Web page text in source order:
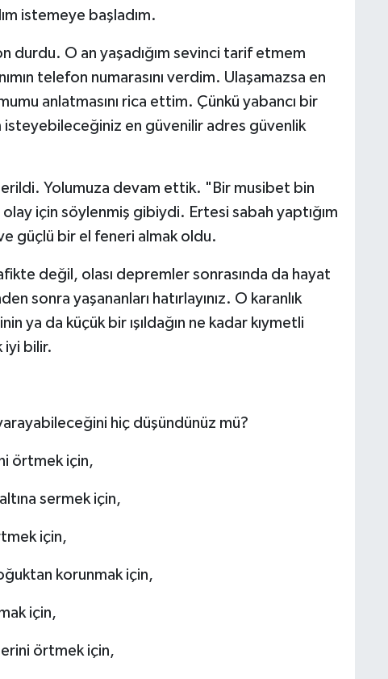
istemeye başladım.
durdu. O an yaşadığım sevinci tarif etmem
telefon numarasını verdim. Ulaşamazsa en
anlatmasını rica ettim. Çünkü yabancı bir
en güvenilir adres güvenlik
Yolumuza devam ettik. "Bir musibet bin
için söylenmiş gibiydi. Ertesi sabah yaptığım
güçlü bir el feneri almak oldu.
değil, olası depremler sonrasında da hayat
sonra yaşananları hatırlayınız. O karanlık
ya da küçük bir ışıldağın ne kadar kıymetli
iyi bilir.
hiç düşündünüz mü?
örtmek için,
sermek için,
için,
korunmak için,
için,
örtmek için,